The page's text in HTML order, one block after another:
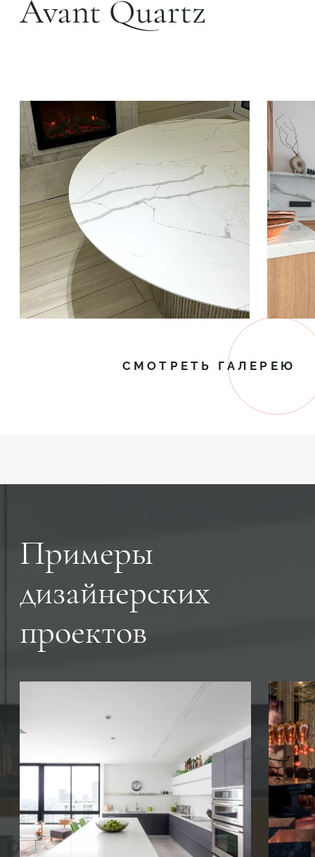
Avant Quartz
СМОТРЕТЬ ГАЛЕРЕЮ
Примеры
дизайнерских
проектов